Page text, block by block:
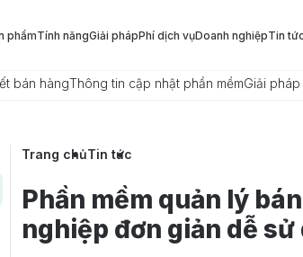
phẩmTính năngGiải phápPhí dịch vụDoanh nghiệpTin
bán hàngThông tin cập nhật phần mềmGiải
Trang chủTin tức
Phần mềm quản lý
nghiệp đơn giản dễ sử